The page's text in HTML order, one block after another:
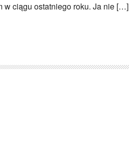
w ciągu ostatniego roku. Ja nie […]